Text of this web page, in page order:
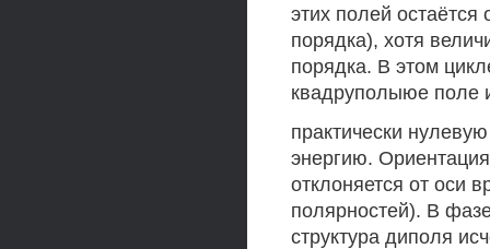
этих полей
порядка), хотя
порядка. В этом
квадруполыюе поле
практически
энергию.
отклоняется от оси
полярностей). В
структура диполя